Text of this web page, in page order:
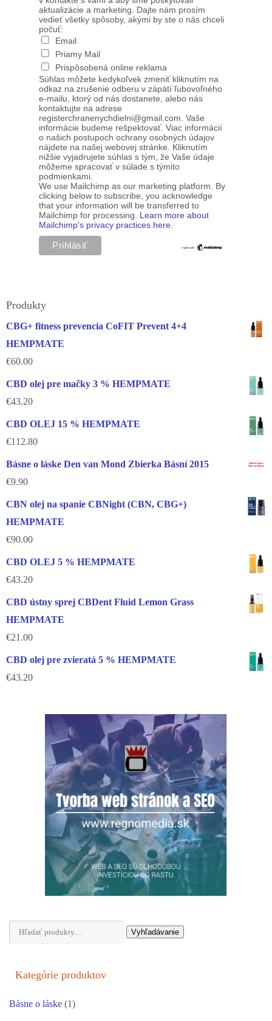
aktualizácie a marketing. Dajte nám prosím
vedieť všetky spôsoby, akými by ste o nás chceli
počuť:
Email
Priamy Mail
Prispôsobená online reklama
Súhlas môžete kedykoľvek zmeniť kliknutím na
odkaz na zrušenie odberu v zápätí ľubovoľného
e-mailu, ktorý od nás dostanete, alebo nás
kontaktujte na adrese
registerchranenychdielni@gmail.com. Vaše
informácie budeme rešpektovať. Viac informácií
o našich postupoch ochrany osobných údajov
nájdete na našej webovej stránke. Kliknutím
nižšie vyjadrujete súhlas s tým, že Vaše údaje
môžeme spracovať v súlade s týmito
podmienkami.
We use Mailchimp as our marketing platform. By
clicking below to subscribe, you acknowledge
that your information will be transferred to
Mailchimp for processing. Learn more about
Mailchimp's privacy practices here.
Produkty
CBG+ fitness prevencia CoFIT Prevent 4+4
HEMPMATE
€60.00
CBD olej pre mačky 3 % HEMPMATE
€43.20
CBD OLEJ 15 % HEMPMATE
€112.80
Básne o láske Den van Mond Zbierka Básní 2015
€9.90
CBN olej na spanie CBNight (CBN, CBG+)
HEMPMATE
€90.00
CBD OLEJ 5 % HEMPMATE
€43.20
CBD ústny sprej CBDent Fluid Lemon Grass
HEMPMATE
€21.00
CBD olej pre zvieratá 5 % HEMPMATE
€43.20
Hľadať: Vyhľadávanie
Kategórie produktov
Básne o láske (1)